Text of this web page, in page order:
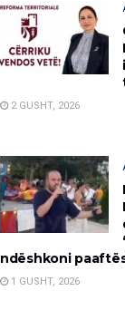
2 GUSHT, 2026
ndëshkoni
1 GUSHT, 2026